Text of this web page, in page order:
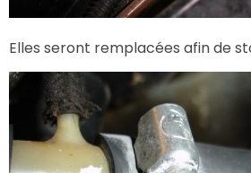
Elles seront remplacées afin de